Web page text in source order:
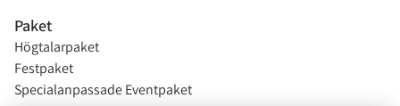
Paket
Högtalarpaket
Festpaket
Specialanpassade Eventpaket